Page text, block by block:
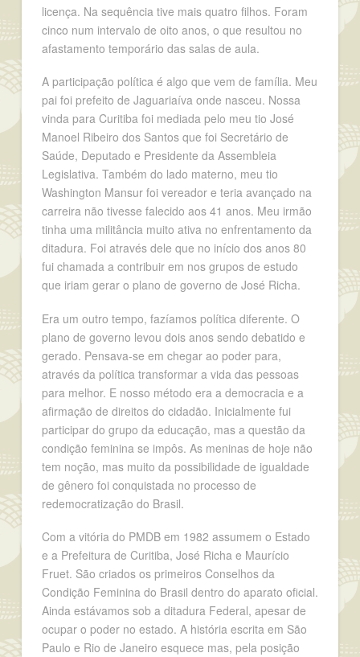
licença. Na sequência tive mais quatro filhos. Foram
cinco num intervalo de oito anos, o que resultou no
afastamento temporário das salas de aula.
A participação política é algo que vem de família. Meu
pai foi prefeito de Jaguariaíva onde nasceu. Nossa
vinda para Curitiba foi mediada pelo meu tio José
Manoel Ribeiro dos Santos que foi Secretário de
Saúde, Deputado e Presidente da Assembleia
Legislativa. Também do lado materno, meu tio
Washington Mansur foi vereador e teria avançado na
carreira não tivesse falecido aos 41 anos. Meu irmão
tinha uma militância muito ativa no enfrentamento da
ditadura. Foi através dele que no início dos anos 80
fui chamada a contribuir em nos grupos de estudo
que iriam gerar o plano de governo de José Richa.
Era um outro tempo, fazíamos política diferente. O
plano de governo levou dois anos sendo debatido e
gerado. Pensava-se em chegar ao poder para,
através da política transformar a vida das pessoas
para melhor. E nosso método era a democracia e a
afirmação de direitos do cidadão. Inicialmente fui
participar do grupo da educação, mas a questão da
condição feminina se impôs. As meninas de hoje não
tem noção, mas muito da possibilidade de igualdade
de gênero foi conquistada no processo de
redemocratização do Brasil.
Com a vitória do PMDB em 1982 assumem o Estado
e a Prefeitura de Curitiba, José Richa e Maurício
Fruet. São criados os primeiros Conselhos da
Condição Feminina do Brasil dentro do aparato oficial.
Ainda estávamos sob a ditadura Federal, apesar de
ocupar o poder no estado. A história escrita em São
Paulo e Rio de Janeiro esquece mas, pela posição